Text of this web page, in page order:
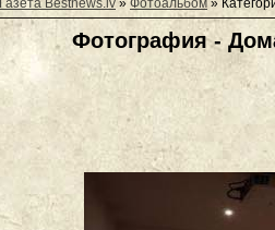
Газета Bestnews.lv» Фотоальбом »
Фотография -